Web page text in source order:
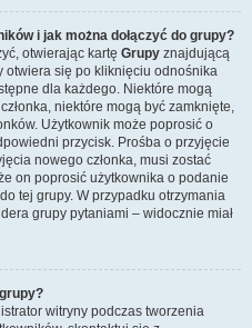
i jak można dołączyć do grupy?
otwierając kartę Grupy znajdującą
otwiera się po kliknięciu odnośnika
dla każdego. Niektóre mogą
niektóre mogą być zamknięte,
Użytkownik może poprosić o
przycisk. Prośba o przyjęcie
nowego członka, musi zostać
on poprosić użytkownika o podanie
tej grupy. W przypadku otrzymania
grupy pytaniami – widocznie miał
witryny podczas tworzenia